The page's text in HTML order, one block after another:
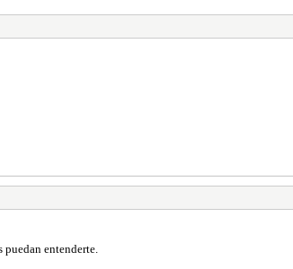
entenderte.